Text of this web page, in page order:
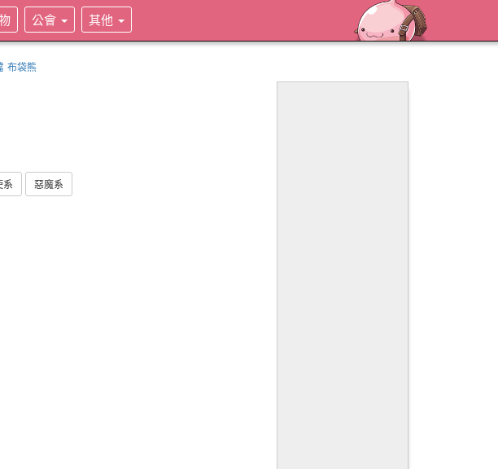
公會 其他
布袋熊
系 惡魔系